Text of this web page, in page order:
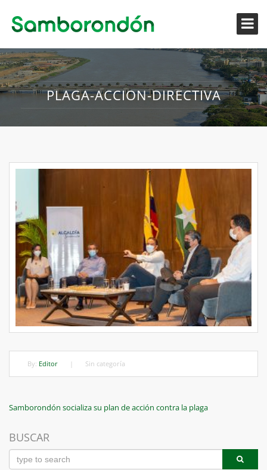
PLAGA-ACCION-DIRECTIVA
By: Editor Sin categoría
Navegación
de
entradas
Previous
Samborondón socializa su plan de acción contra la plaga
BUSCAR